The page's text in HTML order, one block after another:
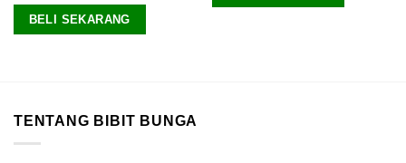
BELI SEKARANG
TENTANG BIBIT BUNGA